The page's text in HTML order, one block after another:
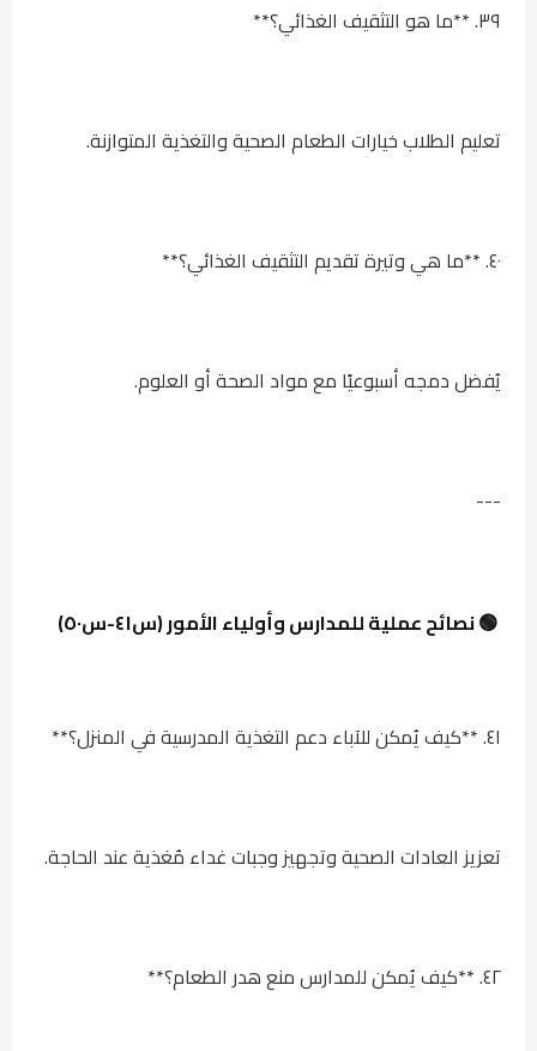
٣٩. **ما هو التثقيف الغذائي؟**
تعليم الطلاب خيارات الطعام الصحية والتغذية المتوازنة.
٤٠. **ما هي وتيرة تقديم التثقيف الغذائي؟**
يُفضل دمجه أسبوعيًا مع مواد الصحة أو العلوم.
---
🟢 نصائح عملية للمدارس وأولياء الأمور (س٤١-س٥٠)
٤١. **كيف يُمكن للآباء دعم التغذية المدرسية في المنزل؟**
تعزيز العادات الصحية وتجهيز وجبات غداء مُغذية عند الحاجة.
٤٢. **كيف يُمكن للمدارس منع هدر الطعام؟**